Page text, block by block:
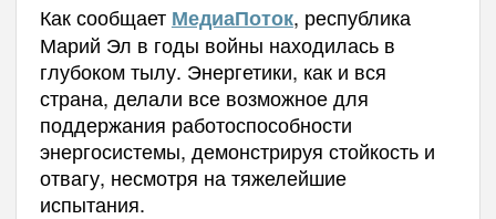
Как сообщает МедиаПоток, республика
Марий Эл в годы войны находилась в
глубоком тылу. Энергетики, как и вся
страна, делали все возможное для
поддержания работоспособности
энергосистемы, демонстрируя стойкость и
отвагу, несмотря на тяжелейшие
испытания.